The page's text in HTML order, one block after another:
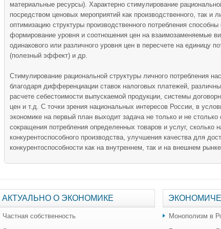
материальные ресурсы). Характерно стимулирование
посредством ценовых мероприятий как производственного, так и
оптимизацию структуры производственного потребления способны
формирование уровня и соотношения цен на взаимозаменяемые
одинакового или различного уровня цен в пересчете на единицу
(полезный эффект) и др.
Стимулирование рациональной структуры личного потребления
благодаря дифференциации ставок налоговых платежей,
расчете себестоимости выпускаемой продукции, системы
цен и т.д. С точки зрения национальных интересов России, в
экономике на первый план выходит задача не только и не
сокращения потребления определенных товаров и услуг, сколько
конкурентоспособного производства, улучшения качества для
конкурентоспособности как на внутреннем, так и на внешнем
АКТУАЛЬНО О ЭКОНОМИКЕ
Частная собственность
Монополизм в